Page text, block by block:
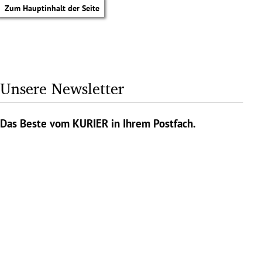
Zum Hauptinhalt der Seite
Unsere Newsletter
Das Beste vom KURIER in Ihrem Postfach.